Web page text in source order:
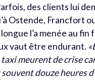
des clients lui
Ostende, Francfort
l’a menée au fin
vaut être endurant.
meurent de crise
douze heures